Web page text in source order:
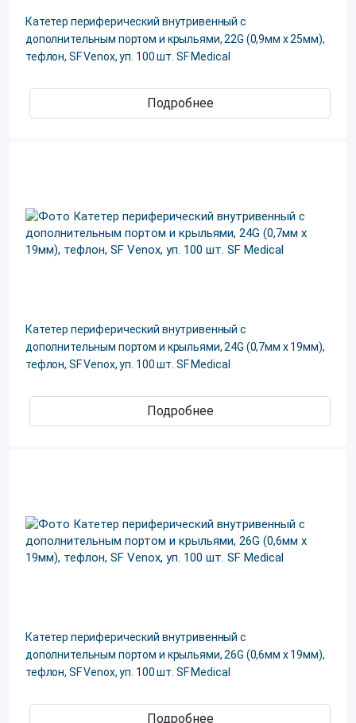
Катетер периферический внутривенный с
дополнительным портом и крыльями, 22G (0,9мм х 25мм),
тефлон, SF Venox, уп. 100 шт. SF Medical
Подробнее
Катетер периферический внутривенный с
дополнительным портом и крыльями, 24G (0,7мм х 19мм),
тефлон, SF Venox, уп. 100 шт. SF Medical
Подробнее
Катетер периферический внутривенный с
дополнительным портом и крыльями, 26G (0,6мм х 19мм),
тефлон, SF Venox, уп. 100 шт. SF Medical
Подробнее